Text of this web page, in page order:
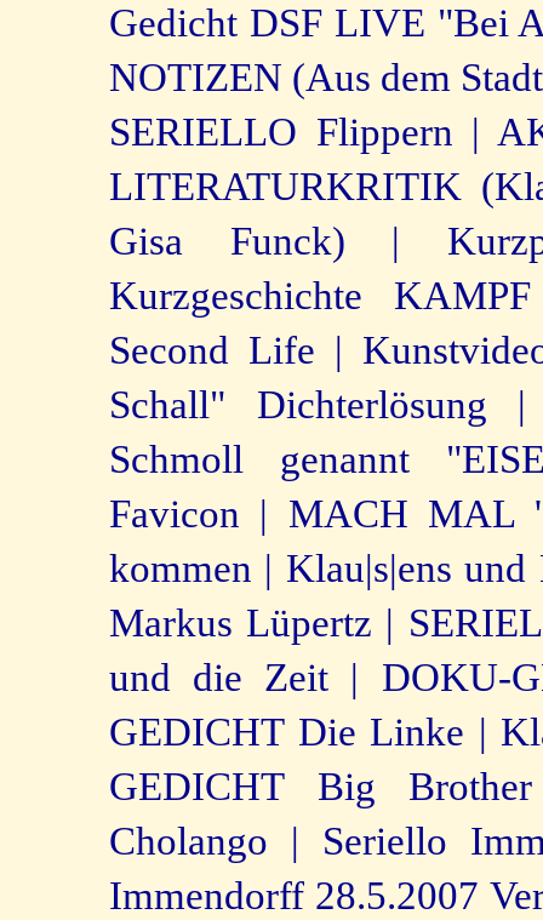
Gedicht DSF LIVE "Bei
NOTIZEN (Aus dem
SERIELLO Flippern |
LITERATURKRITIK
Gisa Funck) |
Kurzgeschichte
Second Life |
Schall" Dichterlösung |
Schmoll genannt
Favicon | MACH MAL
kommen | Klau|s|ens
Markus Lüpertz |
und die Zeit |
DOKU-
GEDICHT Die Linke |
GEDICHT Big
Cholango |
Seriello
Immendorff 28.5.2007